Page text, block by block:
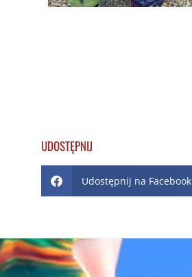
UDOSTĘPNIJ
Udostępnij na Facebook